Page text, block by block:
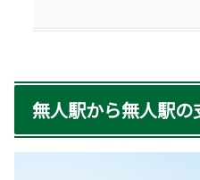
無人駅から無人駅